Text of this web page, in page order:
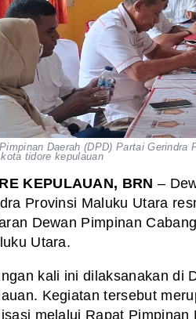
Daerah (DPD) Partai
tidore kepulauan
KEPULAUAN, BRN –
Provinsi Maluku Utara
Dewan Pimpinan
Utara.
kali ini dilaksanakan di
Kegiatan tersebut
melalui Rapat